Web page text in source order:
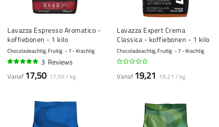
Lavazza Espresso Aromatico -
koffiebonen - 1 kilo
Chocoladeachtig, Fruitig 7 - Krachtig
3 Reviews
Vanaf 17,50 17,50 / kg
Lavazza Expert Crema
Classica - koffiebonen - 1 kilo
Chocoladeachtig, Fruitig 7 - Krachtig
Vanaf 19,21 19,21 / kg